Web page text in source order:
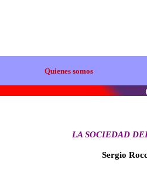
Quienes somos
LA SOCIEDAD
Sergio